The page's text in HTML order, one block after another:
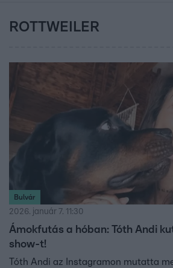
ROTTWEILER
Bulvár
2026. január 7. 11:30
Ámokfutás a hóban: Tóth Andi
show-t!
Tóth Andi az Instagramon mutatta